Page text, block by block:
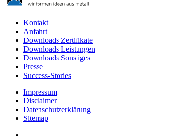
Kontakt
Anfahrt
Downloads Zertifikate
Downloads Leistungen
Downloads Sonstiges
Presse
Success-Stories
Impressum
Disclaimer
Datenschutzerklärung
Sitemap